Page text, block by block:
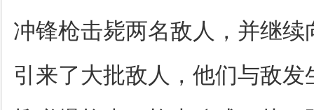
冲锋枪击毙两名敌人，并继
引来了大批敌人，他们与敌